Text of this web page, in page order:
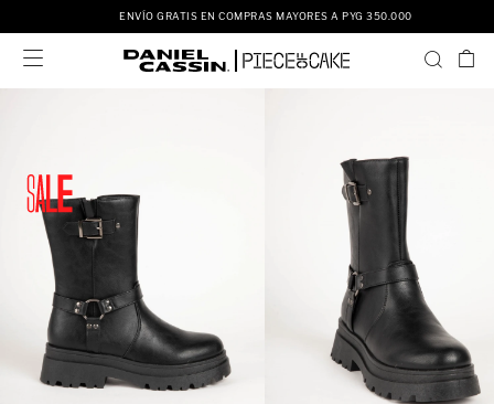
ENVÍO GRATIS EN COMPRAS MAYORES A PYG 350.000
